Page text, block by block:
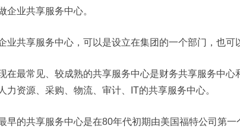
企业共享服务中心。
业共享服务中心，可以是设立在集团的一个部门，也可
在最常见、较成熟的共享服务中心是财务共享服务中
力资源、采购、物流、审计、
IT的共享服务中心。
早的共享服务中心是在80年代初期由美国福特公司第一